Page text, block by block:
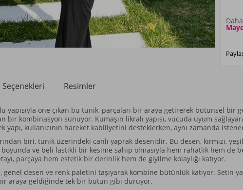
Seçenekleri Resimler
yapısıyla öne çıkan bu tunik, parçaları bir araya getirerek bütünsel
bir kombinasyon sunuyor. Kumaşın likralı yapısı, vücuda uyum
kullanıcının hareket kabiliyetini desteklerken, aynı zamanda
biri, tunik üzerindeki canlı yaprak desenidir. Bu desen, kırmızı,
ve beli lastikli bir kesime sahip olmasıyla hem rahatlık hem de
parçaya hem estetik bir derinlik hem de giyilme kolaylığı katıyor.
desen ve renk paletini taşıyarak kombine bütünlük katıyor. Setin
bir araya geldiğinde tek bir bütün gibi duruyor.